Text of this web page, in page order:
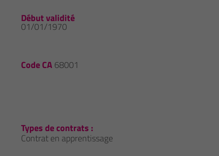
Début validité
01/01/1970
Code CA68001
Types de contrats :
Contrat en apprentissage